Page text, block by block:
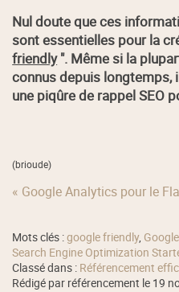
Nul doute que ces
sont essentielles pour la
friendly". Même si la
connus depuis longtemps,
une piqûre de rappel SEO
(brioude)
« Google Analytics pour le
Mots clés :google friendly,
Search Engine Optimization
Classé dans : Référencement
Rédigé par référencement le 19